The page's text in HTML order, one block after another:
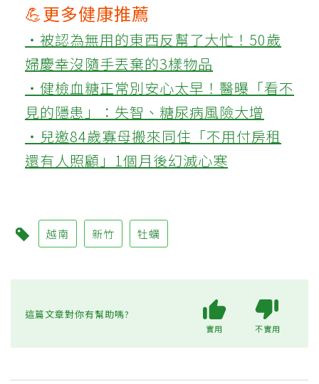
💪更多健康推薦
‧被認為無用的東西反幫了大忙！50歲
婦慶幸沒隨手丟棄的3樣物品
‧健檢血糖正常別安心太早！醫曝「看不
見的隱患」：失智、糖尿病風險大增
‧兒邀84歲寡母搬來同住「不用付房租
還有人照顧」1個月後幻滅心寒
越南 新竹 牡蠣
這篇文章對你有幫助嗎?
實用 不實用